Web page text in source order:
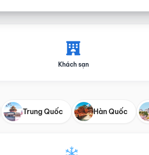
Khách sạn
Trung Quốc Hàn Quốc